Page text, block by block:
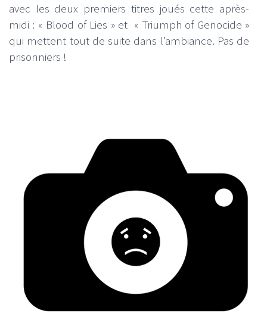
avec les deux premiers titres joués cette après-
midi : « Blood of Lies » et « Triumph of Genocide »
qui mettent tout de suite dans l’ambiance. Pas de
prisonniers !